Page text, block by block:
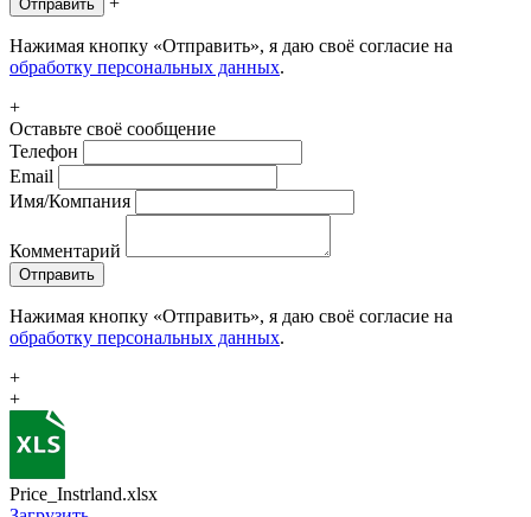
Отправить
Нажимая кнопку «Отправить», я даю своё согласие на
обработку персональных данных.
+
Оставьте своё сообщение
Телефон
Email
Имя/Компания
Комментарий
Отправить
Нажимая кнопку «Отправить», я даю своё согласие на
обработку персональных данных.
+
+
Price_Instrland.xlsx